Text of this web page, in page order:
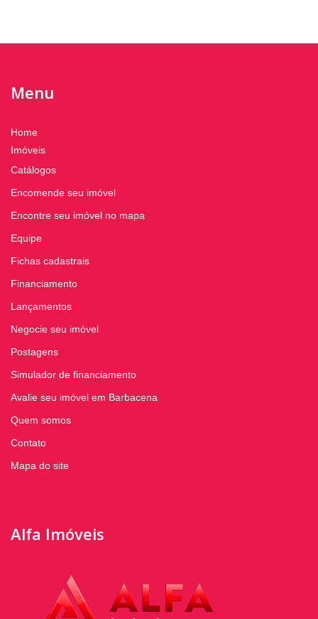
Menu
Home
Imóveis
Catálogos
Encomende seu imóvel
Encontre seu imóvel no mapa
Equipe
Fichas cadastrais
Financiamento
Lançamentos
Negocie seu imóvel
Postagens
Simulador de financiamento
Avalie seu imóvel em Barbacena
Quem somos
Contato
Mapa do site
Alfa Imóveis